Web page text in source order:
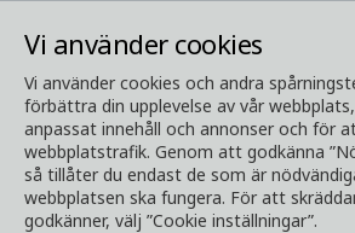
Vi använder cookies
Vi använder cookies och andra
förbättra din upplevelse av vår
anpassat innehåll och annonser och för
webbplatstrafik. Genom att godkänna
så tillåter du endast de som är
webbplatsen ska fungera. För att
godkänner, välj ”Cookie inställningar”.
Media Ladda ner media
Ladda ner